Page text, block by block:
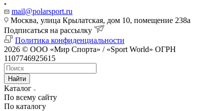
mail@polarsport.ru
Москва, улица Крылатская, дом 10, помещение 238а
Подписаться на рассылку
Политика конфиденциальности
2026 © ООО «Мир Спорта» / «Sport World» ОГРН
1107746925615
Найти
Каталог
По всему сайту
По каталогу